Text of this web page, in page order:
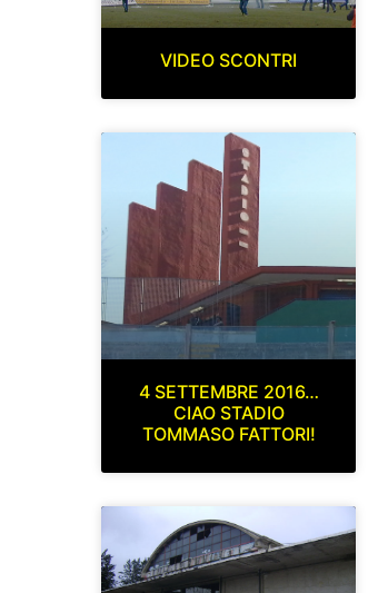
VIDEO SCONTRI
4 SETTEMBRE 2016…
CIAO STADIO
TOMMASO FATTORI!